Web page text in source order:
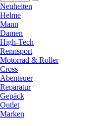
Neuheiten
Helme
Mann
Damen
High-Tech
Rennsport
Motorrad & Roller
Cross
Abenteuer
Reparatur
Gepäck
Outlet
Marken